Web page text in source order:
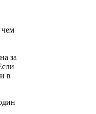
чем
за
в